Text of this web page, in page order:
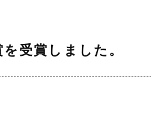
受賞しました。